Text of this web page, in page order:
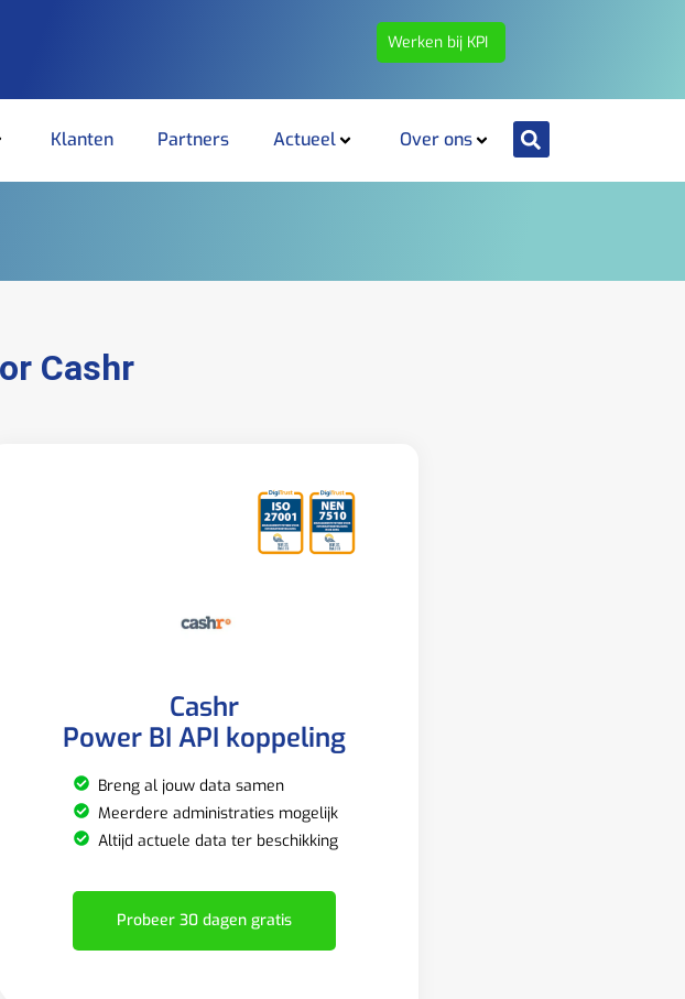
Werken bij KPI
Klanten Partners Actueel Over ons
Cashr
Cashr
Power BI API koppeling
Breng al jouw data samen
Meerdere administraties mogelijk
Altijd actuele data ter beschikking
Probeer 30 dagen gratis